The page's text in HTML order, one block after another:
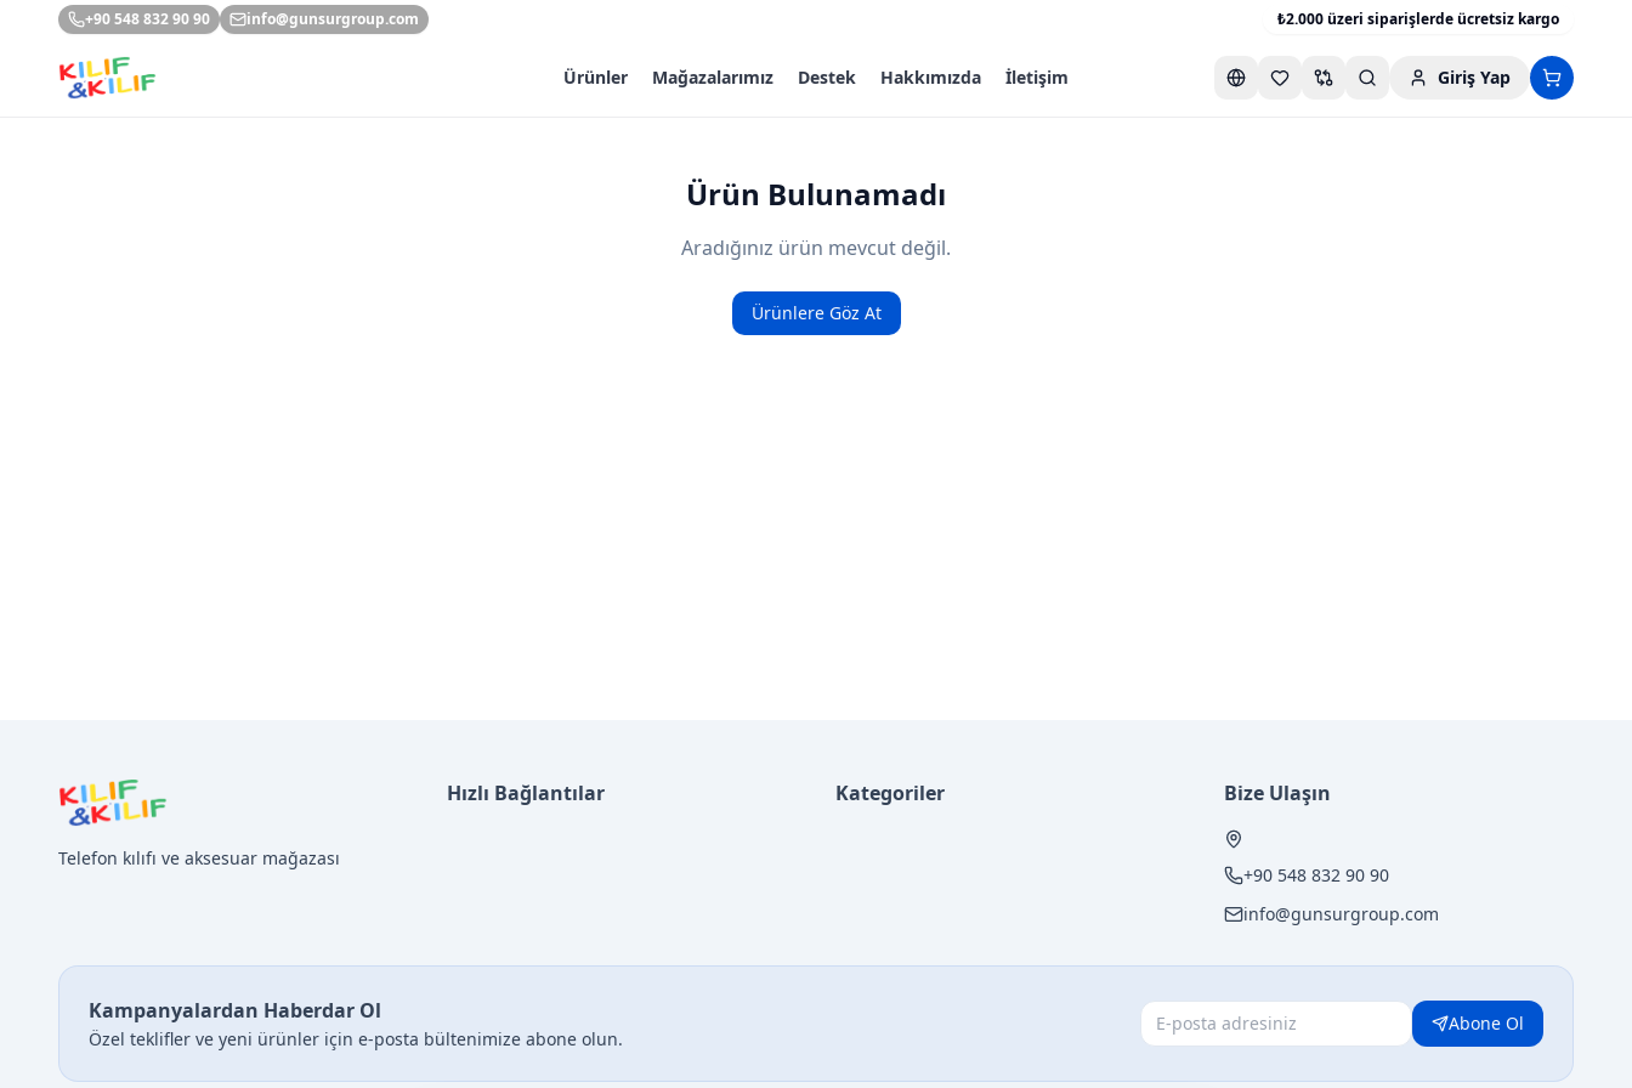
Ana içeriğe geç+90 548 832 90 90 info@gunsurgroup.com ₺2.000 üzeri siparişlerde ücretsiz kargo
Favori listesini aç
Karşılaştırma listesini aç
Giriş Yap
Ürünler Mağazalarımız Destek Hakkımızda İletişim
Ürün Bulunamadı
Aradığınız ürün mevcut değil.
Ürünlere Göz At
Telefon kılıfı ve aksesuar mağazası
Hızlı Bağlantılar Kategoriler Bize Ulaşın
+90 548 832 90 90
info@gunsurgroup.com
Kampanyalardan Haberdar Ol
Özel teklifler ve yeni ürünler için e-posta bültenimize abone olun.
Abone Ol